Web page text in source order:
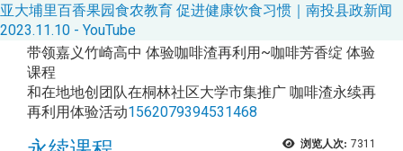
亚大埔里百香果园食农教育 促进健康饮食习惯｜南投县政新闻
2023.11.10 - YouTube
带领嘉义竹崎高中 体验咖啡渣再利用~咖啡芳香绽 体验
课程
和在地地创团队在桐林社区大学市集推广 咖啡渣永续再
再利用体验活动1562079394531468
浏览人次: 7311